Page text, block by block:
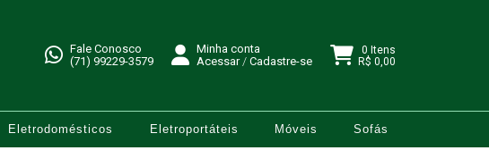
Fale Conosco
(71) 99229-3579
Minha conta
Acessar/ Cadastre-se
0 Itens
R$ 0,00
Eletrodomésticos Eletroportáteis Móveis Sofás